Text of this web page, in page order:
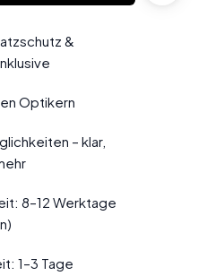
&
Optikern
– klar,
8–12 Werktage
1–3 Tage